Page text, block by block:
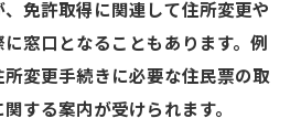
免許取得に関連して住所変更や
窓口となることもあります。例
変更手続きに必要な住民票の取
する案内が受けられます。